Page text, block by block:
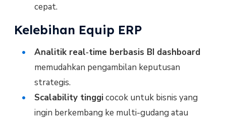
cepat.
Kelebihan Equip ERP
Analitik real‑time berbasis BI dashboard
memudahkan pengambilan keputusan
strategis.
Scalability tinggicocok untuk bisnis yang
ingin berkembang ke multi-gudang atau